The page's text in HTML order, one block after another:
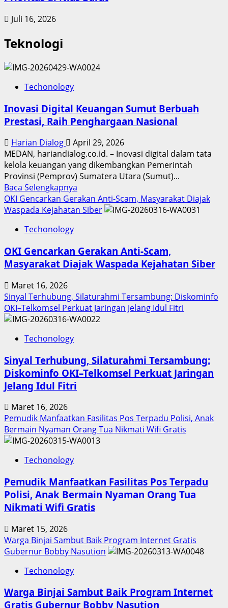
Juli 16, 2026
Teknologi
Techonology
Inovasi Digital Keuangan Sumut Berbuah
Prestasi, Raih Penghargaan Nasional
Harian Dialog
April 29, 2026
MEDAN, hariandialog.co.id. – Inovasi digital dalam tata
kelola keuangan yang dikembangkan Pemerintah
Provinsi (Pemprov) Sumatera Utara (Sumut)...
Baca Selengkapnya
more
about
Sumut
Berbuah
Penghargaan
Nasional
OKI Gencarkan Gerakan Anti-Scam, Masyarakat Diajak
Waspada Kejahatan Siber
Techonology
OKI Gencarkan Gerakan Anti-Scam,
Masyarakat Diajak Waspada Kejahatan Siber
Maret 16, 2026
Sinyal Terhubung, Silaturahmi Tersambung: Diskominfo
OKI–Telkomsel Perkuat Jaringan Jelang Idul Fitri
Techonology
Sinyal Terhubung, Silaturahmi Tersambung:
Diskominfo OKI–Telkomsel Perkuat Jaringan
Jelang Idul Fitri
Maret 16, 2026
Pemudik Manfaatkan Fasilitas Pos Terpadu Polisi, Anak
Bermain Nyaman Orang Tua Nikmati Wifi Gratis
Techonology
Pemudik Manfaatkan Fasilitas Pos Terpadu
Polisi, Anak Bermain Nyaman Orang Tua
Nikmati Wifi Gratis
Maret 15, 2026
Warga Binjai Sambut Baik Program Internet Gratis
Gubernur Bobby Nasution
Techonology
Warga Binjai Sambut Baik Program Internet
Gratis Gubernur Bobby Nasution